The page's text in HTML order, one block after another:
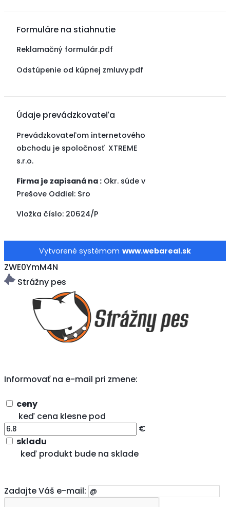
Formuláre na stiahnutie
Reklamačný formulár.pdf
Odstúpenie od kúpnej zmluvy.pdf
Údaje prevádzkovateľa
Prevádzkovateľom internetového
obchodu je spoločnosť XTREME
s.r.o.
Firma je zapísaná na : Okr. súde v
Prešove Oddiel: Sro
Vložka číslo: 20624/P
Vytvorené systémom www.webareal.sk
ZWE0YmM4N
Strážny pes
Informovať na e-mail pri zmene:
ceny
keď cena klesne pod
€
skladu
keď produkt bude na sklade
Zadajte Váš e-mail: